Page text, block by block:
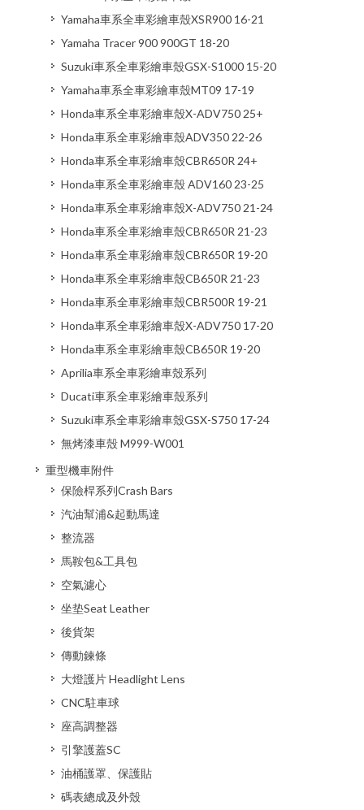
Yamaha車系全車彩繪車殼XSR900 16-21
Yamaha Tracer 900 900GT 18-20
Suzuki車系全車彩繪車殼GSX-S1000 15-20
Yamaha車系全車彩繪車殼MT09 17-19
Honda車系全車彩繪車殼X-ADV750 25+
Honda車系全車彩繪車殼ADV350 22-26
Honda車系全車彩繪車殼CBR650R 24+
Honda車系全車彩繪車殼 ADV160 23-25
Honda車系全車彩繪車殼X-ADV750 21-24
Honda車系全車彩繪車殼CBR650R 21-23
Honda車系全車彩繪車殼CBR650R 19-20
Honda車系全車彩繪車殼CB650R 21-23
Honda車系全車彩繪車殼CBR500R 19-21
Honda車系全車彩繪車殼X-ADV750 17-20
Honda車系全車彩繪車殼CB650R 19-20
Aprilia車系全車彩繪車殼系列
Ducati車系全車彩繪車殼系列
Suzuki車系全車彩繪車殼GSX-S750 17-24
無烤漆車殼 M999-W001
重型機車附件
保險桿系列Crash Bars
汽油幫浦&起動馬達
整流器
馬鞍包&工具包
空氣濾心
坐垫Seat Leather
後貨架
傳動鍊條
大燈護片 Headlight Lens
CNC駐車球
座高調整器
引擎護蓋SC
油桶護罩、保護貼
碼表總成及外殼